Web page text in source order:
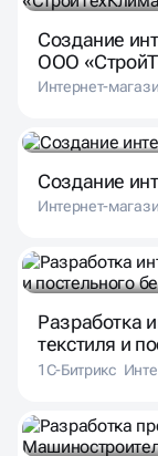
Создание
ООО
Интернет-
Создание
Интернет-
Разработка
текстиля и
1С-Битрикс